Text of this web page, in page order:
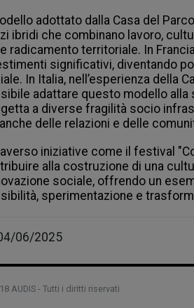
adottato dalla Casa del
ibridi che combinano lavoro,
radicamento territoriale. In
significativi, diventando
In Italia, nell’esperienza della
adattare questo modello alla
a diverse fragilità socio
delle relazioni e delle
iniziative come il festival
alla costruzione di una
sociale, offrendo un
sperimentazione e
06/2025
AUDIS - Tutti i diritti riservati